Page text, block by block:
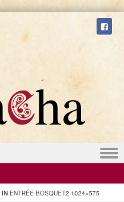
IN ENTRÉE-BOSQUET2-1024×575